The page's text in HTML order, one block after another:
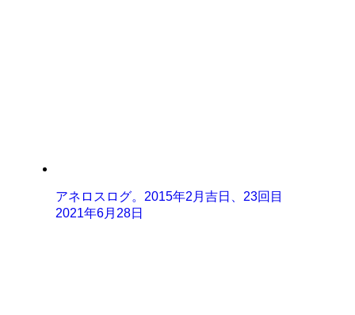
アネロスログ。2015年2月吉日、23回目
2021年6月28日